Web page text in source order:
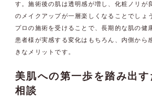
す。施術後の肌は透明感が増し、化粧ノリが
のメイクアップが一層楽しくなることでしょ
プロの施術を受けることで、長期的な肌の健
患者様が実感する変化はもちろん、内側から
きなメリットです。
美肌への第一歩を踏み出
相談